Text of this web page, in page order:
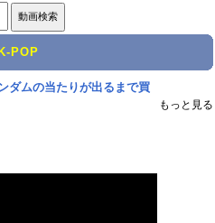
K-POP
ダムの当たりが出るまで買
もっと見る